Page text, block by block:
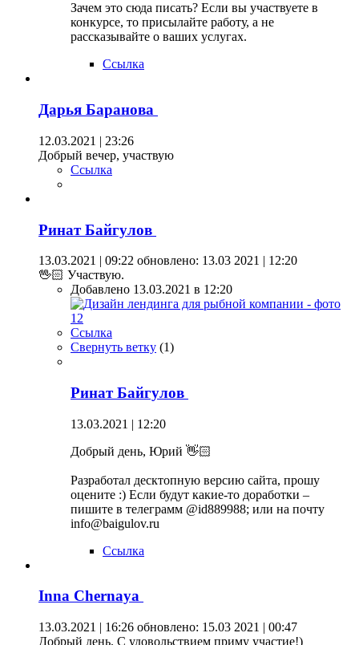
Зачем это сюда писать? Если вы участвуете в
конкурсе, то присылайте работу, а не
рассказывайте о ваших услугах.
Ссылка
Дарья Баранова
12.03.2021 | 23:26
Добрый вечер, участвую
Ссылка
Ринат Байгулов
13.03.2021 | 09:22 обновлено: 13.03 2021 | 12:20
🖖🏻 Участвую.
Добавлено 13.03.2021 в 12:20
Ссылка
Свернуть ветку (1)
Ринат Байгулов
13.03.2021 | 12:20
Добрый день, Юрий 👋🏻
Разработал десктопную версию сайта, прошу
оцените :) Если будут какие-то доработки –
пишите в телеграмм @id889988; или на почту
info@baigulov.ru
Ссылка
Inna Chernaya
13.03.2021 | 16:26 обновлено: 15.03 2021 | 00:47
Добрый день. С удовольствием приму участие!)